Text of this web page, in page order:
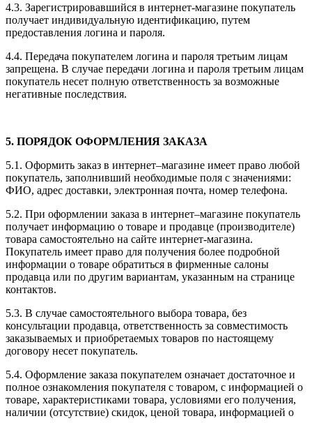
4.3. Зарегистрировавшийся в интернет-магазине покупатель
получает индивидуальную идентификацию, путем
предоставления логина и пароля.
4.4. Передача покупателем логина и пароля третьим лицам
запрещена. В случае передачи логина и пароля третьим лицам
покупатель несет полную ответственность за возможные
негативные последствия.
5. ПОРЯДОК ОФОРМЛЕНИЯ ЗАКАЗА
5.1. Оформить заказ в интернет–магазине имеет право любой
покупатель, заполнивший необходимые поля с значениями:
ФИО, адрес доставки, электронная почта, номер телефона.
5.2. При оформлении заказа в интернет–магазине покупатель
получает информацию о товаре и продавце (производителе)
товара самостоятельно на сайте интернет-магазина.
Покупатель имеет право для получения более подробной
информации о товаре обратиться в фирменные салоны
продавца или по другим вариантам, указанным на странице
контактов.
5.3. В случае самостоятельного выбора товара, без
консультации продавца, ответственность за совместимость
заказываемых и приобретаемых товаров по настоящему
договору несет покупатель.
5.4. Оформление заказа покупателем означает достаточное и
полное ознакомления покупателя с товаром, с информацией о
товаре, характеристиками товара, условиями его получения,
наличии (отсутствие) скидок, ценой товара, информацией о